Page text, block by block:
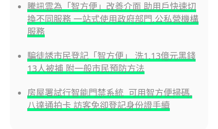
騰訊雲為「智方便」改善介面 助用戶快速切
換不同服務 一站式使用政府部門,公私營機構
服務
騙徒誘市民登記「智方便」 洗1.13億元黑錢
13人被捕 附一般市民預防方法
房屋署試行智能門禁系統 可用智方便掃碼,
八達通拍卡 訪客免卻登記身份證手續